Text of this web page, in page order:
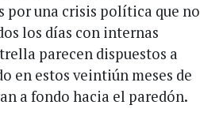
por una crisis política que no
los días con internas
parecen dispuestos a
en estos veintiún meses de
a fondo hacia el paredón.